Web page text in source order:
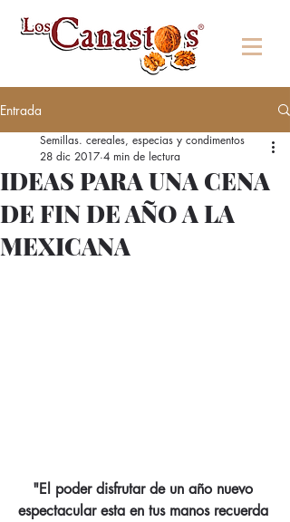
Entrada
IDEAS PARA UNA CENA
DE FIN DE AÑO A LA
MEXICANA
Semillas. cereales, especias y condimentos
28 dic 2017 4 min de lectura
"El poder disfrutar de un año nuevo
espectacular esta en tus manos recuerda